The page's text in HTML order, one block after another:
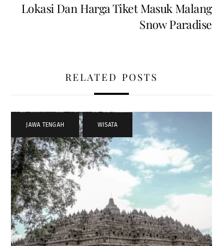
Lokasi Dan Harga Tiket Masuk Malang
Snow Paradise
RELATED POSTS
JAWA TENGAH , WISATA